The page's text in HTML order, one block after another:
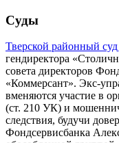
Суды
Тверской районный
гендиректора
совета директоров
«Коммерсант». Экс-
вменяются участие в
(ст. 210 УК) и
следствия, будучи
Фондсервисбанка